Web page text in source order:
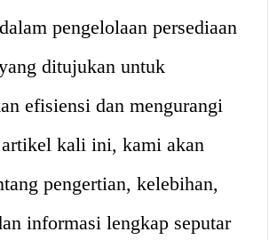
pengelolaan persediaan
ditujukan untuk
efisiensi dan mengurangi
kali ini, kami akan
pengertian, kelebihan,
informasi lengkap seputar